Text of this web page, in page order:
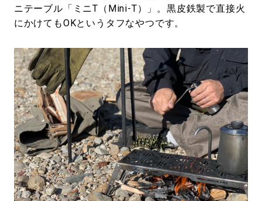
ニテーブル「ミニT（Mini-T）」。黒皮鉄製で直接火
にかけてもOKというタフなやつです。